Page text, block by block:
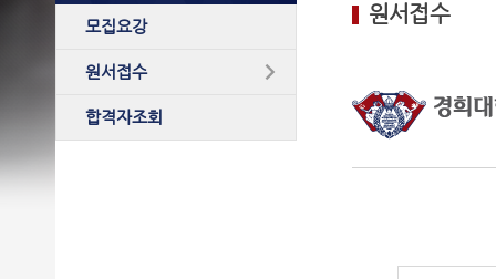
모집요강
원서접수
합격자조회
원서접수